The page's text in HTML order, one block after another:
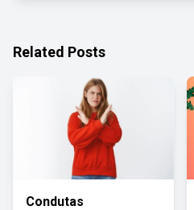
Related Posts
Condutas